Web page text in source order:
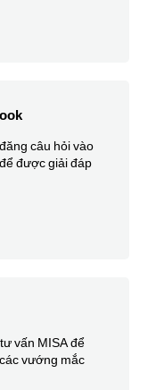
câu hỏi vào
được giải đáp
vấn MISA để
vướng mắc